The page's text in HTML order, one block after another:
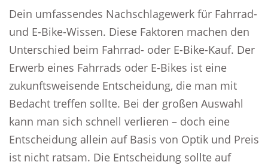
Dein umfassendes Nachschlagewerk für Fahrrad-
und E-Bike-Wissen. Diese Faktoren machen den
Unterschied beim Fahrrad- oder E-Bike-Kauf. Der
Erwerb eines Fahrrads oder E-Bikes ist eine
zukunftsweisende Entscheidung, die man mit
Bedacht treffen sollte. Bei der großen Auswahl
kann man sich schnell verlieren – doch eine
Entscheidung allein auf Basis von Optik und Preis
ist nicht ratsam. Die Entscheidung sollte auf